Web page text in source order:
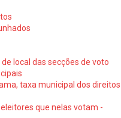
local das secções de voto
taxa municipal dos direitos
que nelas votam -